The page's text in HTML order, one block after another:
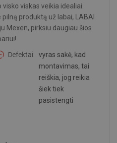
viskas veikia idealiai.
produktą už labai, LABAI
Mexen, pirksiu daugiau šios
Defektai
vyras sakė, kad
montavimas, tai
reiškia, jog reikia
šiek tiek
pasistengti